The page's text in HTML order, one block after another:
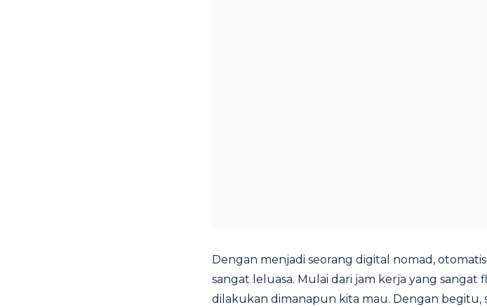
Dengan menjadi seorang digital nomad,
sangat leluasa. Mulai dari jam kerja yang sangat
dilakukan dimanapun kita mau. Dengan begitu,